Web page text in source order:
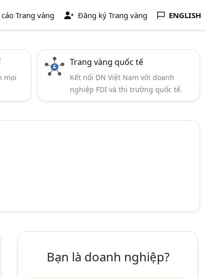
Trang vàng Đăng ký Trang vàng ENGLISH
mọi
Trang vàng quốc tế
Kết nối DN Việt Nam với doanh
nghiệp FDI và thị trường quốc tế.
Bạn là doanh nghiệp?